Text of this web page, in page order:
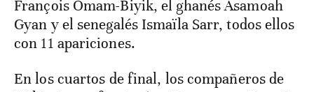
François Omam-Biyik, el ghanés Asamoah
Gyan y el senegalés Ismaïla Sarr, todos ellos
con 11 apariciones.
En los cuartos de final, los compañeros de